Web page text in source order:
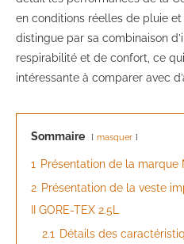
en conditions réelles de pluie et
distingue par sa combinaison
respirabilité et de confort, ce
intéressante à comparer avec
Sommaire masquer
1
Présentation de la marque
2 Présentation de la veste
II GORE-TEX 2.5L
2.1
Détails des